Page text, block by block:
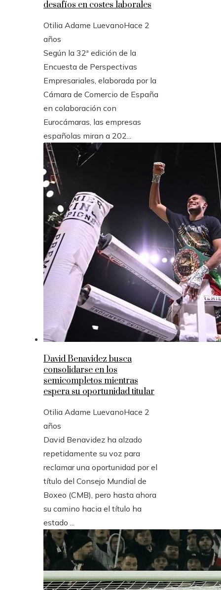
desafíos en costes laborales
Otilia Adame LuevanoHace 2
años
Según la 32ª edición de la
Encuesta de Perspectivas
Empresariales, elaborada por la
Cámara de Comercio de España
en colaboración con
Eurocámaras, las empresas
españolas miran a 202...
David Benavidez busca
consolidarse en los
semicompletos mientras
espera su oportunidad titular
Otilia Adame LuevanoHace 2
años
David Benavidez ha alzado
repetidamente su voz para
reclamar una oportunidad por el
título del Consejo Mundial de
Boxeo (CMB), pero hasta ahora
su camino hacia el título ha
estado ...